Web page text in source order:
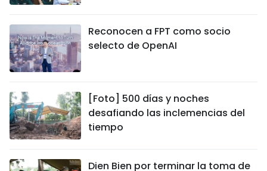
Reconocen a FPT como socio
selecto de OpenAI
[Foto] 500 días y noches
desafiando las inclemencias del
tiempo
Dien Bien por terminar la toma de